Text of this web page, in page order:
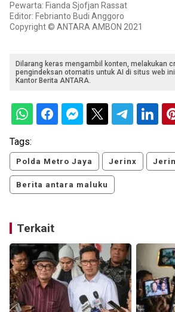
Pewarta: Fianda Sjofjan Rassat
Editor: Febrianto Budi Anggoro
Copyright © ANTARA AMBON 2021
Dilarang keras mengambil konten, melakukan
pengindeksan otomatis untuk AI di situs web
Kantor Berita ANTARA.
Tags:
Polda Metro Jaya Jerinx
Berita antara maluku
Terkait